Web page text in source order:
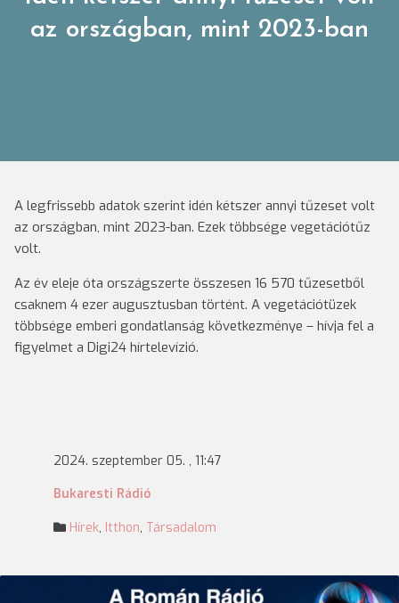
az országban, mint 2023-ban
A legfrissebb adatok szerint idén kétszer annyi tűzeset volt
az országban, mint 2023-ban. Ezek többsége vegetációtűz
volt.
Az év eleje óta országszerte összesen 16 570 tűzesetből
csaknem 4 ezer augusztusban történt. A vegetációtüzek
többsége emberi gondatlanság következménye – hívja fel a
figyelmet a Digi24 hírtelevízió.
2024. szeptember 05. , 11:47
Bukaresti Rádió
Hírek, Itthon, Társadalom